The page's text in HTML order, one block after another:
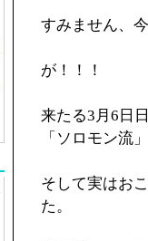
すみません、
が！！！
来たる3月6日
「ソロモン流
そして実はお
た。